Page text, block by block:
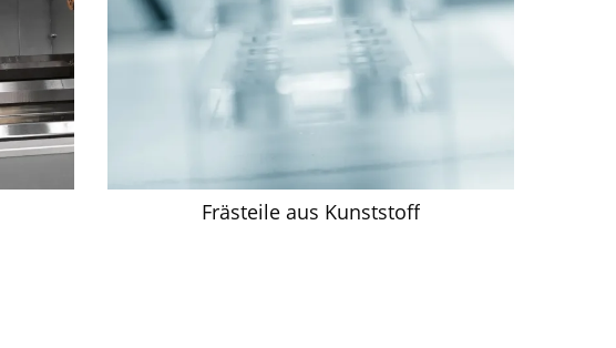
Sie uns Ihre Zeichnung oder Anfrage.Wir fertigen
für industrielle Anwendungen.
Frästeile aus Kunststoff